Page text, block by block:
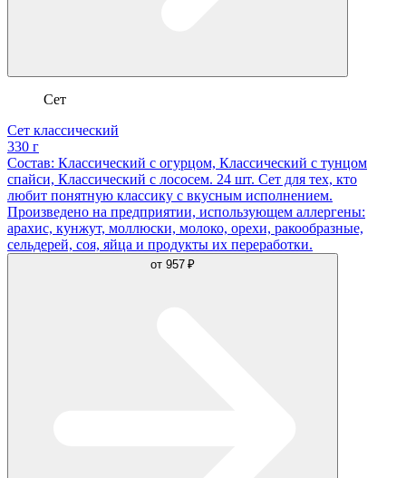
Сет
Сет классический
330 г
Состав: Классический с огурцом, Классический с тунцом
спайси, Классический с лососем. 24 шт. Сет для тех, кто
любит понятную классику с вкусным исполнением.
Произведено на предприятии, использующем аллергены:
арахис, кунжут, моллюски, молоко, орехи, ракообразные,
сельдерей, соя, яйца и продукты их переработки.
от 957 ₽